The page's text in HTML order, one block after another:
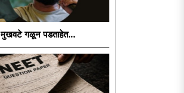
मुखवटे गळून पडताहेत...